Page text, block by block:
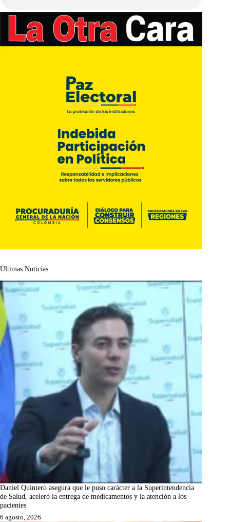
Últimas Noticias
Daniel Quintero asegura que le puso carácter a la Superintendencia
de Salud, aceleró la entrega de medicamentos y la atención a los
pacientes
6 agosto, 2026